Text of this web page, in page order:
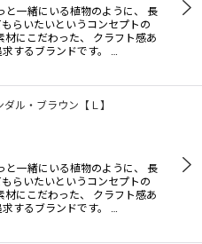
と一緒にいる植物のように、 長
らいたいというコンセプトの
材にこだわった、 クラフト感あ
するブランドです。 …
ル・ブラウン【Ｌ】
と一緒にいる植物のように、 長
らいたいというコンセプトの
材にこだわった、 クラフト感あ
するブランドです。 …